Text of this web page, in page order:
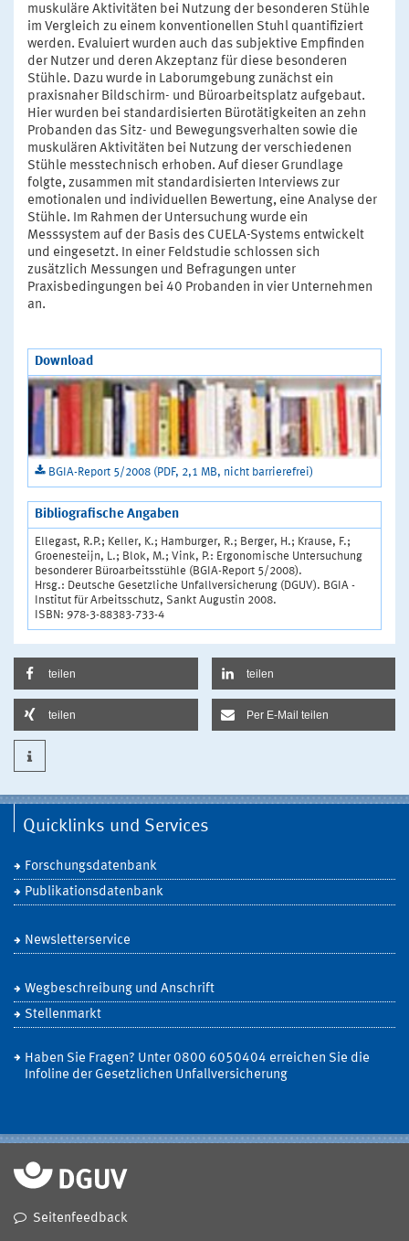
muskuläre Aktivitäten bei Nutzung der besonderen Stühle
im Vergleich zu einem konventionellen Stuhl quantifiziert
werden. Evaluiert wurden auch das subjektive Empfinden
der Nutzer und deren Akzeptanz für diese besonderen
Stühle. Dazu wurde in Laborumgebung zunächst ein
praxisnaher Bildschirm- und Büroarbeitsplatz aufgebaut.
Hier wurden bei standardisierten Bürotätigkeiten an zehn
Probanden das Sitz- und Bewegungsverhalten sowie die
muskulären Aktivitäten bei Nutzung der verschiedenen
Stühle messtechnisch erhoben. Auf dieser Grundlage
folgte, zusammen mit standardisierten Interviews zur
emotionalen und individuellen Bewertung, eine Analyse der
Stühle. Im Rahmen der Untersuchung wurde ein
Messsystem auf der Basis des CUELA-Systems entwickelt
und eingesetzt. In einer Feldstudie schlossen sich
zusätzlich Messungen und Befragungen unter
Praxisbedingungen bei 40 Probanden in vier Unternehmen
an.
Download
BGIA-Report 5/2008 (PDF, 2,1 MB, nicht barrierefrei)
Bibliografische Angaben
Ellegast, R.P.; Keller, K.; Hamburger, R.; Berger, H.; Krause, F.;
Groenesteijn, L.; Blok, M.; Vink, P.: Ergonomische Untersuchung
besonderer Büroarbeitsstühle (BGIA-Report 5/2008).
Hrsg.: Deutsche Gesetzliche Unfallversicherung (DGUV). BGIA -
Institut für Arbeitsschutz, Sankt Augustin 2008.
ISBN: 978-3-88383-733-4
teilen teilen
teilen Per E-Mail teilen
Quicklinks und Services
Forschungsdatenbank
Publikationsdatenbank
Newsletterservice
Wegbeschreibung und Anschrift
Stellenmarkt
Haben Sie Fragen? Unter 0800 6050404 erreichen Sie die
Infoline der Gesetzlichen Unfallversicherung
Seitenfeedback